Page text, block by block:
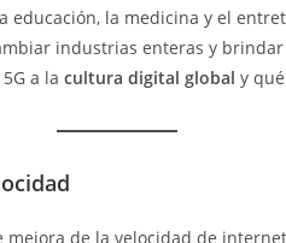
educación, la medicina y el
industrias enteras y brindar
a la cultura digital global y
de la velocidad de